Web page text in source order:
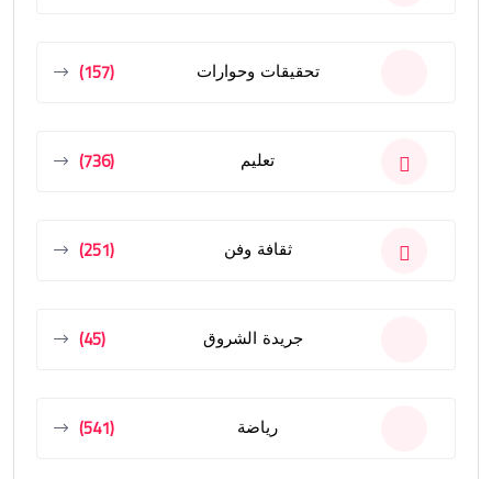
تحقيقات وحوارات (157)
تعليم (736)
ثقافة وفن (251)
جريدة الشروق (45)
رياضة (541)